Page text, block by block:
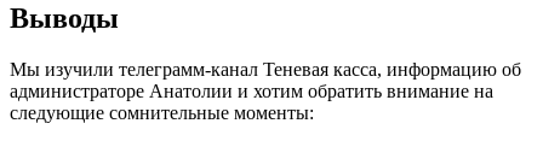
Выводы
Мы изучили телеграмм-канал Теневая касса, информацию об
администраторе Анатолии и хотим обратить внимание на
следующие сомнительные моменты: